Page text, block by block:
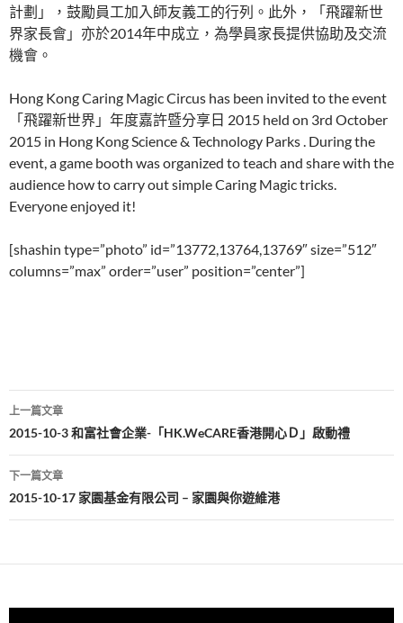
計劃」，鼓勵員工加入師友義工的行列。此外，「飛躍新世
界家長會」亦於2014年中成立，為學員家長提供協助及交流
機會。
Hong Kong Caring Magic Circus has been invited to the event
「飛躍新世界」年度嘉許暨分享日 2015 held on 3rd October
2015 in Hong Kong Science & Technology Parks . During the
event, a game booth was organized to teach and share with the
audience how to carry out simple Caring Magic tricks.
Everyone enjoyed it!
[shashin type=”photo” id=”13772,13764,13769″ size=”512″
columns=”max” order=”user” position=”center”]
文
章
導
覽
上一篇文章
2015-10-3 和富社會企業-「HK.WeCARE香港開心Ｄ」啟動禮
下一篇文章
2015-10-17 家園基金有限公司 – 家園與你遊維港